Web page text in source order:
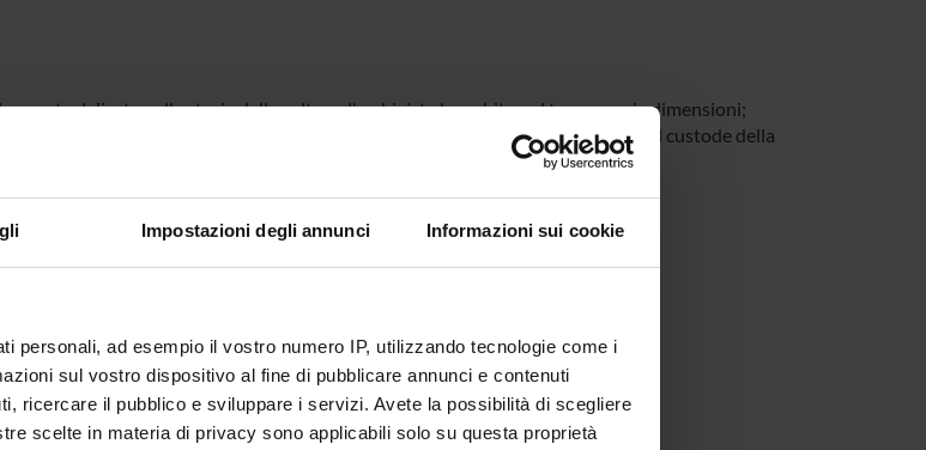
Impostazioni degli annunci Informazioni sui cookie
personali, ad esempio il vostro numero IP, utilizzando tecnologie come i
sul vostro dispositivo al fine di pubblicare annunci e contenuti
ricercare il pubblico e sviluppare i servizi. Avete la possibilità di scegliere
scelte in materia di privacy sono applicabili solo su questa proprietà
delicata nella storia della cultura, l'archivista ha subito nel tempo varie dimensioni;
la posizione giuridica acquisita sino all'età più vicina, egli è stato on soltanto il custode della